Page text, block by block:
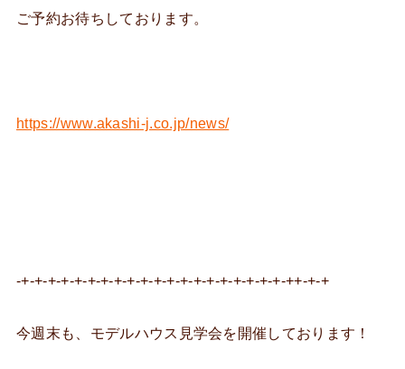
ご予約お待ちしております。
https://www.akashi-j.co.jp/news/
-+-+-+-+-+-+-+-+-+-+-+-+-+-+-+-+-+-+-+-+-++-+-+
今週末も、モデルハウス見学会を開催しております！